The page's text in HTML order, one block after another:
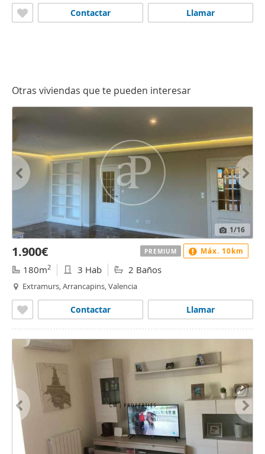
Llamar
Contactar
Otras viviendas que te pueden interesar
1/16
1.900€
180m2 3 Hab 2 Baños
Extramurs, Arrancapins, Valencia
Llamar
Contactar
PREMIUM Máx. 10km